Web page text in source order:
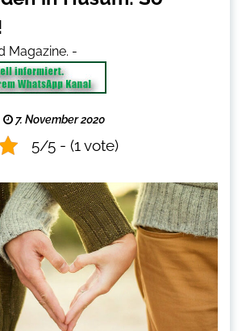
Magazine. -
7. November 2020
5/5 - (1 vote)